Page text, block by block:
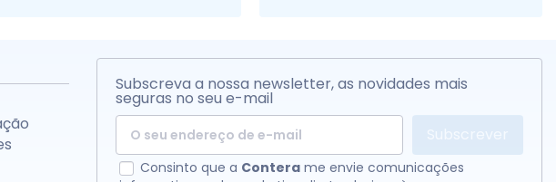
Subscreva a nossa newsletter, as novidades mais
seguras no seu e-mail
Subscrever
Consinto que a Contera me envie comunicações